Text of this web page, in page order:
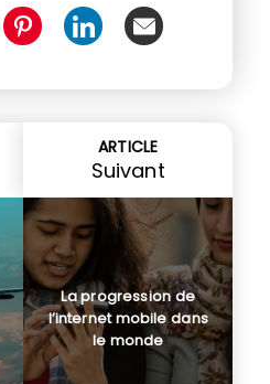
ARTICLE
Suivant
La progression de
l’internet mobile dans
le monde